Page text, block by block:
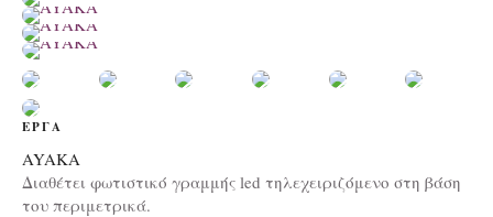
ΕΡΓΑ
AYAKA
Διαθέτει φωτιστικό γραμμής led τηλεχειριζόμενο στη βάση
του περιμετρικά.